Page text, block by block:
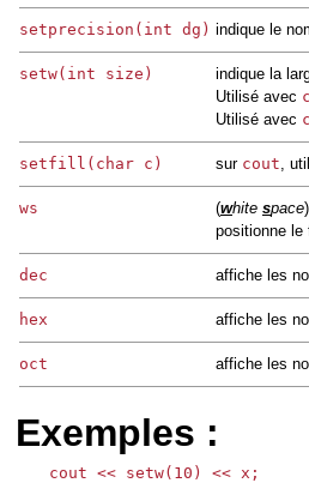
setprecision(int dg) indique le
setw(int size)
indique la
Utilisé avec
Utilisé avec
setfill(char c) sur cout,
ws (white space
positionne le
dec affiche les
hex affiche les
oct affiche les
Exemples :
cout << setw(10) << x;